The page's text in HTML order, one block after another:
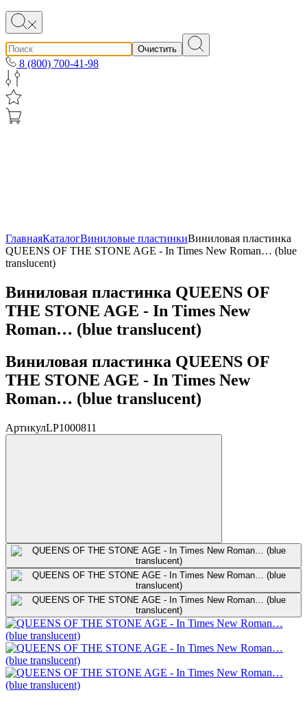
Очистить
8 (800) 700-41-98
ГлавнаяКаталогВиниловые пластинкиВиниловая пластинка
QUEENS OF THE STONE AGE - In Times New Roman… (blue
translucent)
Виниловая пластинка QUEENS OF
THE STONE AGE - In Times New
Roman… (blue translucent)
Виниловая пластинка QUEENS OF
THE STONE AGE - In Times New
Roman… (blue translucent)
АртикулLP1000811